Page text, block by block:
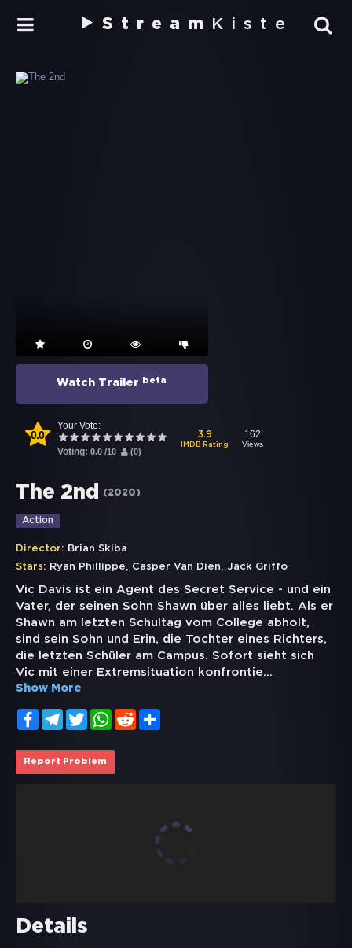
Stream Kiste
Watch Trailer beta
0.0
Your Vote:
Voting: 0.0 /10 (0)
3.9
IMDB Rating
162
Views
The 2nd (2020)
Action
Director: Brian Skiba
Stars: Ryan Phillippe, Casper Van Dien, Jack Griffo
Vic Davis ist ein Agent des Secret Service - und ein
Vater, der seinen Sohn Shawn über alles liebt. Als er
Shawn am letzten Schultag vom College abholt,
sind sein Sohn und Erin, die Tochter eines Richters,
die letzten Schüler am Campus. Sofort sieht sich
Vic mit einer Extremsituation konfrontie...
Show More
FacebookTelegramTwitterWhatsApp
Reddit
Report Problem
Details